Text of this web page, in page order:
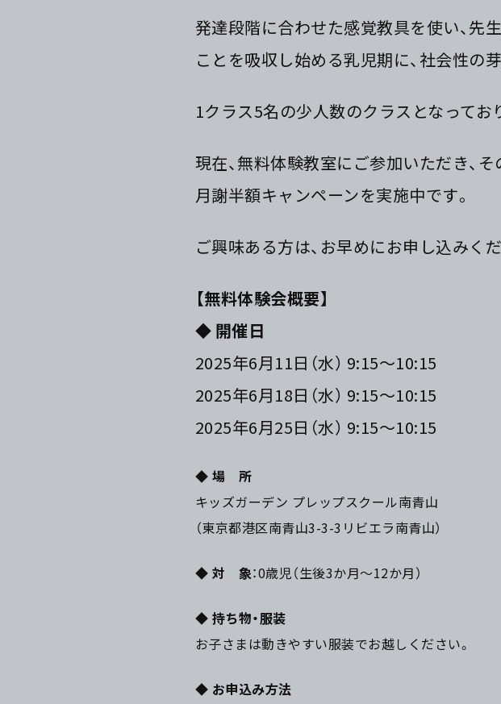
発達段階に合わせた感覚教具を使い、先
ことを吸収し始める乳児期に、社会性の
1クラス5名の少人数のクラスとなってお
現在、無料体験教室にご参加いただき、
月謝半額キャンペーンを実施中です。
ご興味ある方は、お早めにお申し込みくだ
【無料体験会概要】
◆ 開催日
2025年6月11日（水） 9:15～10:15
2025年6月18日（水） 9:15～10:15
2025年6月25日（水） 9:15～10:15
◆ 場 所
キッズガーデン プレップスクール南青山
（東京都港区南青山3-3-3リビエラ南青山）
◆ 対 象：0歳児（生後3か月～12か月）
◆ 持ち物・服装
お子さまは動きやすい服装でお越しください。
◆ お申込み方法